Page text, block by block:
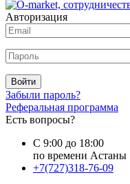
Авторизация
Войти
Забыли пароль?
Реферальная программа
Есть вопросы?
С 9:00 до 18:00
по времени Астаны
+7(727)318-76-09